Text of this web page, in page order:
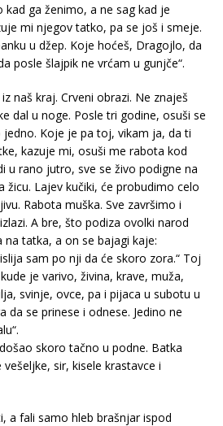
kad ga ženimo, a ne sag kad je
mi njegov tatko, pa se još i smeje.
u džep. Koje hoćeš, Dragojlo, da
posle šlajpik ne vrćam u gunjče“.
naš kraj. Crveni obrazi. Ne znaješ
dal u noge. Posle tri godine, osuši se
Koje je pa toj, vikam ja, da ti
kazuje mi, osuši me rabota kod
u rano jutro, sve se živo podigne na
žicu. Lajev kučiki, će probudimo celo
Rabota muška. Sve završimo i
A bre, što podiza ovolki narod
tatka, a on se bajagi kaje:
sam po nji da će skoro zora.“ Toj
je varivo, živina, krave, muža,
svinje, ovce, pa i pijaca u subotu u
da se prinese i odnese. Jedino ne
skoro tačno u podne. Batka
sir, kisele krastavce i
a fali samo hleb brašnjar ispod